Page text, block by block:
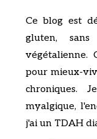
Ce blog est
gluten,
végétalienne.
pour mieux-
chroniques.
myalgique,
j'ai un TDAH